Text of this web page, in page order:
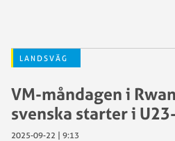
LANDSVÄG
VM-måndagen i
svenska starter i
2025-09-22 | 9:13